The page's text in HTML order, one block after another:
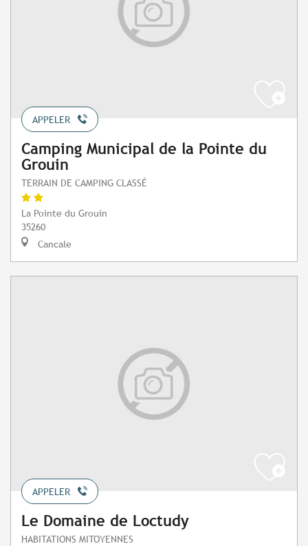
APPELER
Camping Municipal de la Pointe du
Grouin
TERRAIN DE CAMPING CLASSÉ
La Pointe du Grouin
35260
Cancale
APPELER
Le Domaine de Loctudy
HABITATIONS MITOYENNES